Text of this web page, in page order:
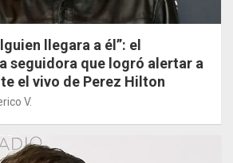
llegara a él”: el
seguidora que logró alertar a
el vivo de Perez Hilton
V.